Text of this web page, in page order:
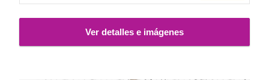
este modelo específico no incluye el revestimiento
interior en el precio.
Ver detalles e imágenes